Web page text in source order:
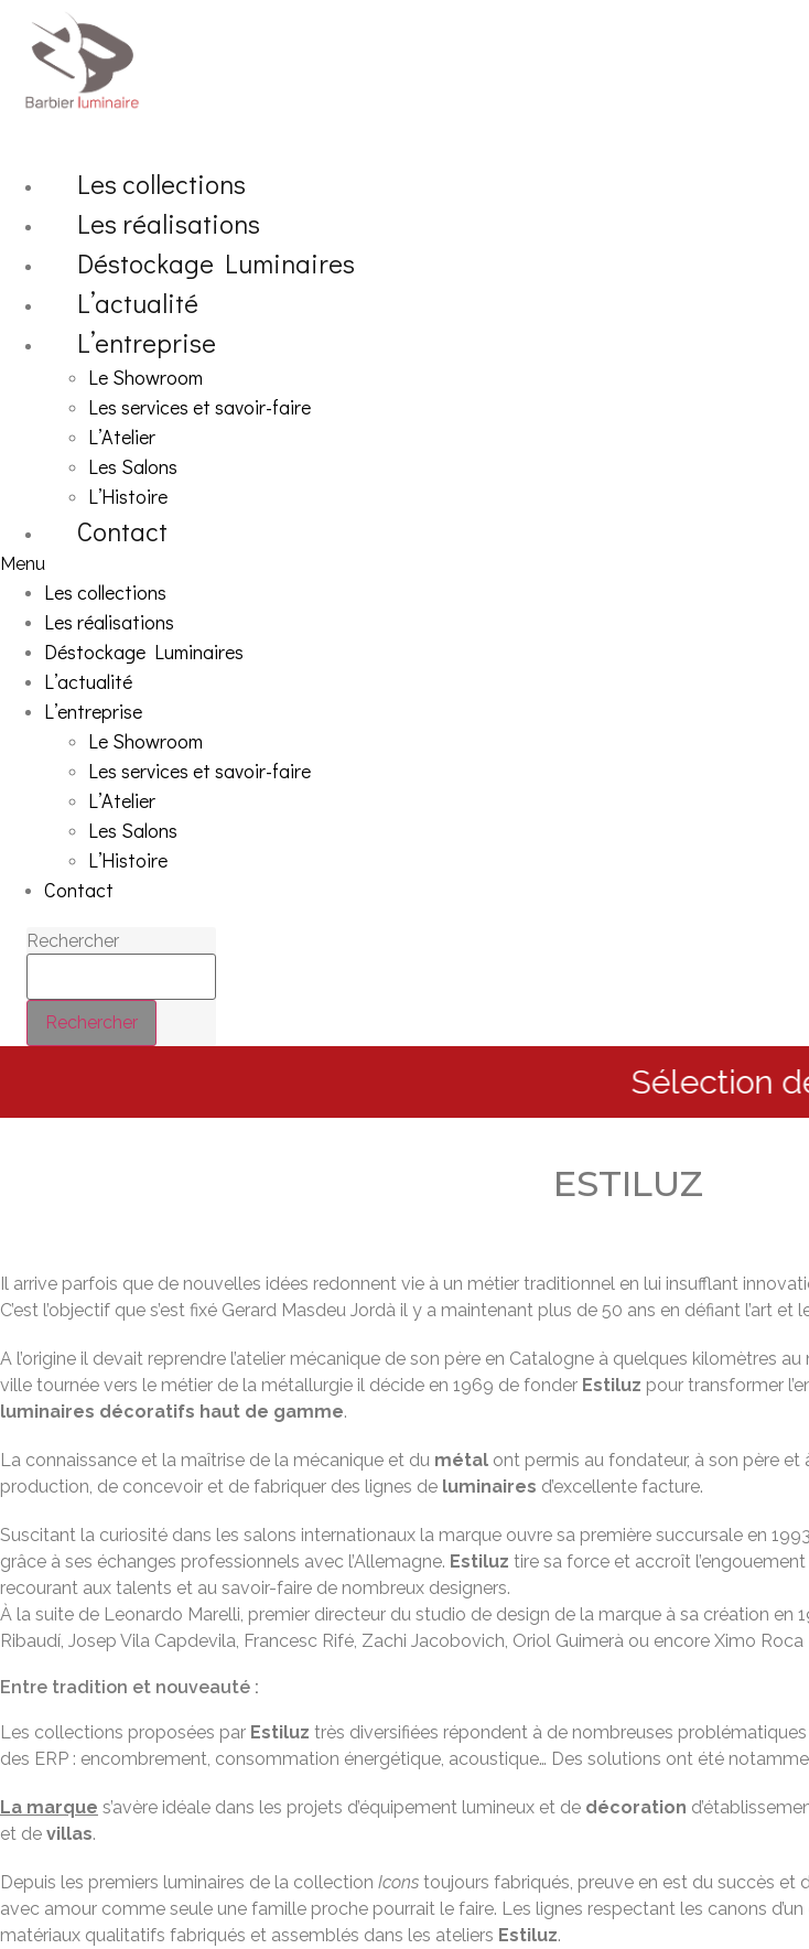
Les collections
Les réalisations
Déstockage Luminaires
L’actualité
L’entreprise
Le Showroom
Les services et savoir-faire
L’Atelier
Les Salons
L’Histoire
Contact
Menu
Les collections
Les réalisations
Déstockage Luminaires
L’actualité
L’entreprise
Le Showroom
Les services et savoir-faire
L’Atelier
Les Salons
L’Histoire
Contact
Rechercher
Rechercher
Sélection
ESTILUZ
Il arrive parfois que de nouvelles idées redonnent vie à un métier traditionnel en lui insufflant
C’est l’objectif que s’est fixé Gerard Masdeu Jordà il y a maintenant plus de 50 ans en défiant l’art et
A l’origine il devait reprendre l’atelier mécanique de son père en Catalogne à quelques kilomètres
ville tournée vers le métier de la métallurgie il décide en 1969 de fonder Estiluz pour transformer
luminaires décoratifs haut de gamme.
La connaissance et la maîtrise de la mécanique et du métal ont permis au fondateur, à son père
production, de concevoir et de fabriquer des lignes de luminaires d’excellente facture.
Suscitant la curiosité dans les salons internationaux la marque ouvre sa première succursale en
grâce à ses échanges professionnels avec l’Allemagne. Estiluz tire sa force et accroît
recourant aux talents et au savoir-faire de nombreux designers.
À la suite de Leonardo Marelli, premier directeur du studio de design de la marque à sa création en
Ribaudí, Josep Vila Capdevila, Francesc Rifé, Zachi Jacobovich, Oriol Guimerà ou encore Ximo
Entre tradition et nouveauté :
Les collections proposées par Estiluz très diversifiées répondent à de nombreuses
des ERP : encombrement, consommation énergétique, acoustique… Des solutions ont été
La marque s’avère idéale dans les projets d’équipement lumineux et de décoration
et de villas.
Depuis les premiers luminaires de la collection Icons toujours fabriqués, preuve en est du succès et
avec amour comme seule une famille proche pourrait le faire. Les lignes respectant les canons d’un
matériaux qualitatifs fabriqués et assemblés dans les ateliers Estiluz.